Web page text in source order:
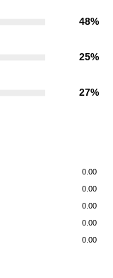
48%
25%
27%
0.00
0.00
0.00
0.00
0.00